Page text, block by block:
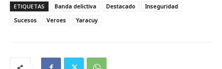
ETIQUETAS Banda delictiva Destacado
Inseguridad
Sucesos
Veroes Yaracuy